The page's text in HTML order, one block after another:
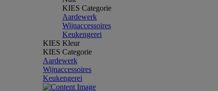
KIES Categorie
Aardewerk
Wijnaccessoires
Keukengerei
KIES Kleur
KIES Categorie
Aardewerk
Wijnaccessoires
Keukengerei